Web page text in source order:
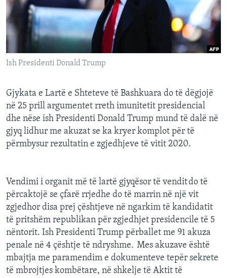
INTERVISTA
DITARI
Ish Presidenti Donald Trump
Gjykata e Lartë e Shteteve të Bashkuara do të dëgjojë
në 25 prill argumentet rreth imunitetit presidencial
dhe nëse ish Presidenti Donald Trump mund të dalë në
gjyq lidhur me akuzat se ka kryer komplot për të
përmbysur rezultatin e zgjedhjeve të vitit 2020.
Vendimi i organit më të lartë gjyqësor të vendit do të
përcaktojë se çfarë rrjedhe do të marrin në një vit
zgjedhor disa prej çështjeve në ngarkim të kandidatit
të pritshëm republikan për zgjedhjet presidencile të 5
nëntorit. Ish Presidenti Trump përballet me 91 akuza
penale në 4 çështje të ndryshme. Mes akuzave është
mbajtja me paramendim e dokumenteve tepër sekrete
të mbrojtjes kombëtare, në shkelje të Aktit të